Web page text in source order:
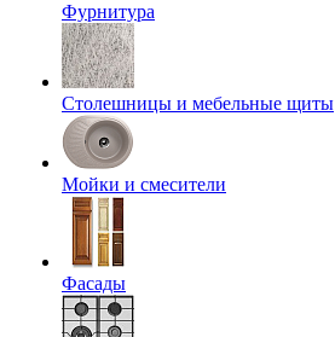
Фурнитура
Столешницы и мебельные щиты
Мойки и смесители
Фасады